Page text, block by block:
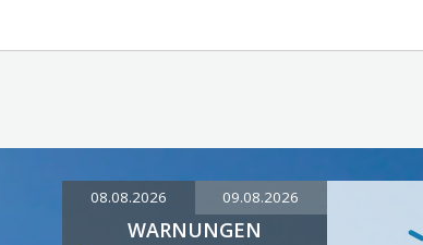
08.08.2026 09.08.2026
WARNUNGEN